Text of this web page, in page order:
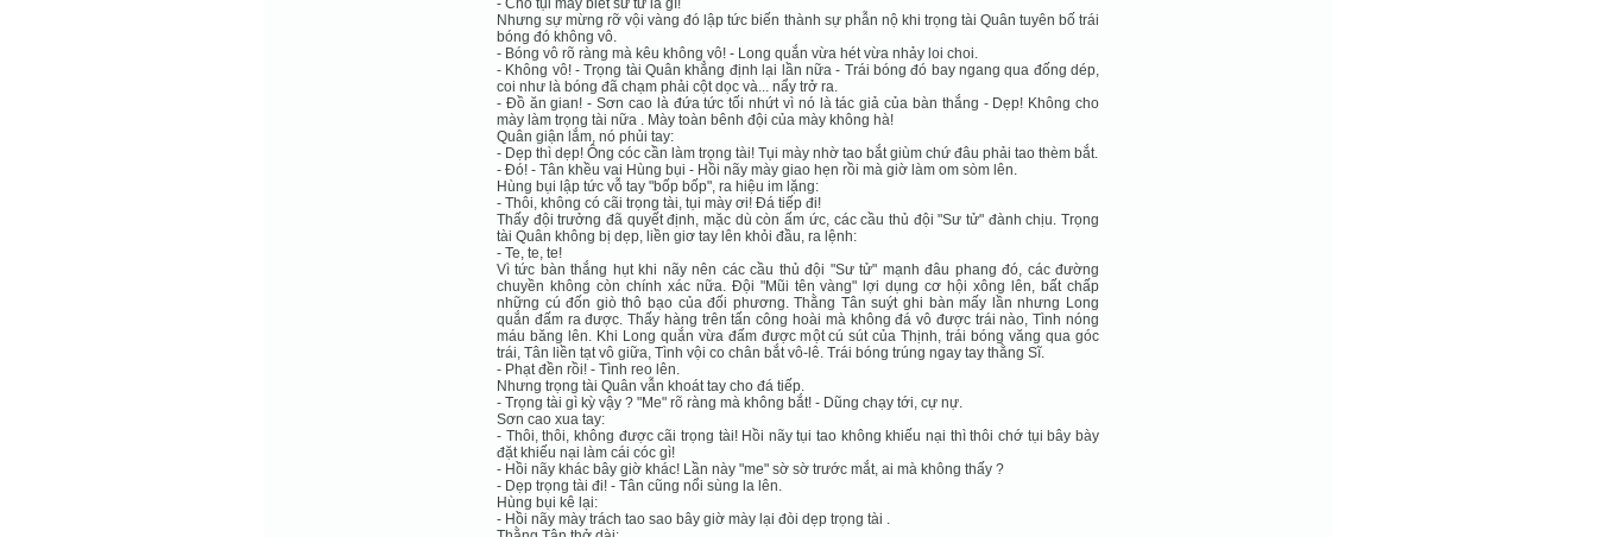
- Cho tụi mày biết sư tử là gì!
Nhưng sự mừng rỡ vội vàng đó lập tức biến thành sự phẫn nộ khi trọng tài Quân tuyên bố trái
bóng đó không vô.
- Bóng vô rõ ràng mà kêu không vô! - Long quắn vừa hét vừa nhảy loi choi.
- Không vô! - Trọng tài Quân khẳng định lại lần nữa - Trái bóng đó bay ngang qua đống dép,
coi như là bóng đã chạm phải cột dọc và... nẩy trở ra.
- Đồ ăn gian! - Sơn cao là đứa tức tối nhứt vì nó là tác giả của bàn thắng - Dẹp! Không cho
mày làm trọng tài nữa . Mày toàn bênh đội của mày không hà!
Quân giận lắm, nó phủi tay:
- Dẹp thì dẹp! Ông cóc cần làm trọng tài! Tụi mày nhờ tao bắt giùm chứ đâu phải tao thèm bắt.
- Đó! - Tân khều vai Hùng bụi - Hồi nãy mày giao hẹn rồi mà giờ làm om sòm lên.
Hùng bụi lập tức vỗ tay "bốp bốp", ra hiệu im lặng:
- Thôi, không có cãi trọng tài, tụi mày ơi! Đá tiếp đi!
Thấy đội trưởng đã quyết định, mặc dù còn ấm ức, các cầu thủ đội "Sư tử" đành chịu. Trọng
tài Quân không bị dẹp, liền giơ tay lên khỏi đầu, ra lệnh:
- Te, te, te!
Vì tức bàn thắng hụt khi nãy nên các cầu thủ đội "Sư tử" mạnh đâu phang đó, các đường
chuyền không còn chính xác nữa. Đội "Mũi tên vàng" lợi dụng cơ hội xông lên, bất chấp
những cú đốn giò thô bạo của đối phương. Thằng Tân suýt ghi bàn mấy lần nhưng Long
quắn đấm ra được. Thấy hàng trên tấn công hoài mà không đá vô được trái nào, Tình nóng
máu băng lên. Khi Long quắn vừa đấm được một cú sút của Thịnh, trái bóng văng qua góc
trái, Tân liền tạt vô giữa, Tình vội co chân bắt vô-lê. Trái bóng trúng ngay tay thằng Sĩ.
- Phạt đền rồi! - Tình reo lên.
Nhưng trọng tài Quân vẫn khoát tay cho đá tiếp.
- Trọng tài gì kỳ vậy ? "Me" rõ ràng mà không bắt! - Dũng chạy tới, cự nự.
Sơn cao xua tay:
- Thôi, thôi, không được cãi trọng tài! Hồi nãy tụi tao không khiếu nại thì thôi chớ tụi bây bày
đặt khiếu nại làm cái cóc gì!
- Hồi nãy khác bây giờ khác! Lần này "me" sờ sờ trước mắt, ai mà không thấy ?
- Dẹp trọng tài đi! - Tân cũng nổi sùng la lên.
Hùng bụi kê lại:
- Hồi nãy mày trách tao sao bây giờ mày lại đòi dẹp trọng tài .